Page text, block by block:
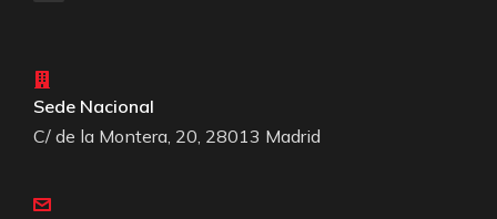
Sede Nacional
C/ de la Montera, 20, 28013 Madrid